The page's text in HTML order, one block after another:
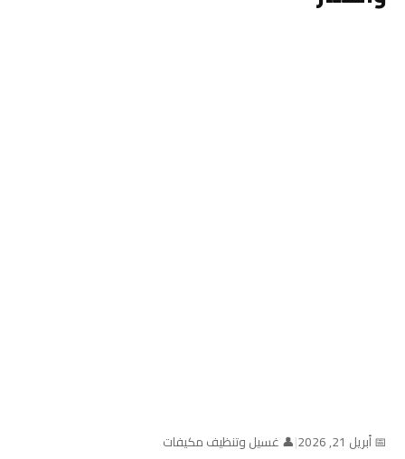
📅 أبريل 21, 2026 |👤 غسيل وتنظيف مكيفات